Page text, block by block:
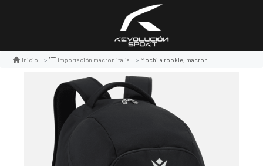
Inicio Importación macron italia Mochila rookie, macron